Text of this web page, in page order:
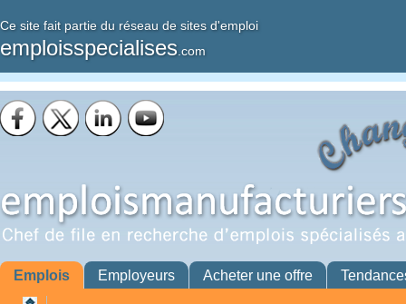
Ce site fait partie du réseau de sites d'emploi
emploisspecialises .com
Emplois Employeurs Acheter une offre